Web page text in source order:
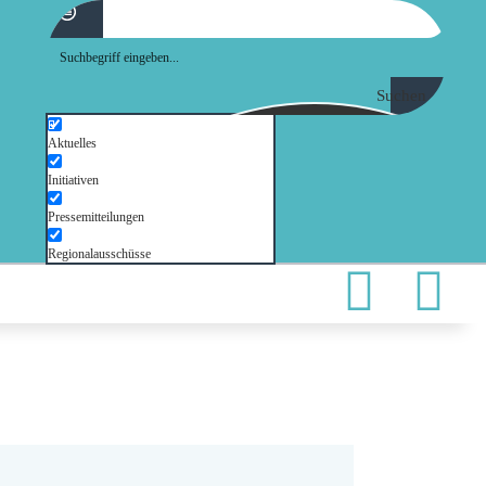
Suchen
Aktuelles
Initiativen
Pressemitteilungen
Regionalausschüsse